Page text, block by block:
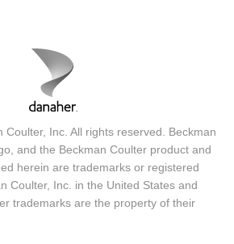
Inc. All rights reserved. Beckman
and the Beckman Coulter product and
herein are trademarks or registered
Coulter, Inc. in the United States and
trademarks are the property of their